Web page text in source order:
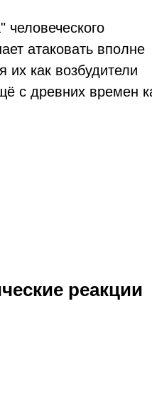
атаковать вполне
как возбудители
с древних времен
реакции